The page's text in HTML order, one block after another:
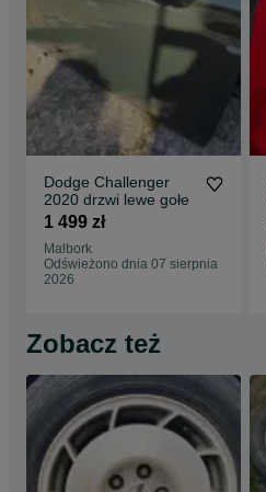
Dodge Challenger
2020 drzwi lewe gołe
1 499 zł
Malbork
Odświeżono dnia 07 sierpnia
2026
Zobacz też